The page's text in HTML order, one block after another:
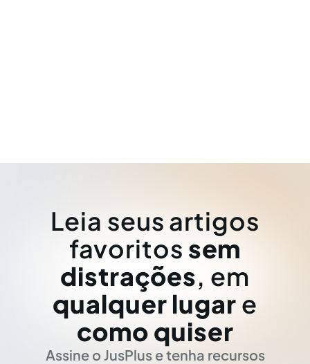
Leia seus artigos
favoritos sem
distrações, em
qualquer lugar e
como quiser
Assine o JusPlus e tenha recursos